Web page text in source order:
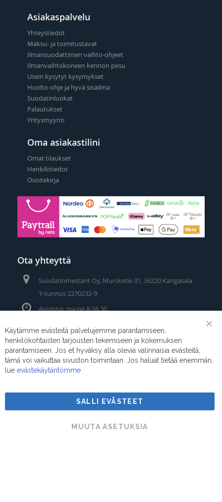
Asiakaspalvelu
Yhteystiedot
Maksu- ja toimitustavat
Ilmansuodattimen vaihto-ohjeet
Ilmanvaihtokoneen kennon pesu
Usein kysytyt kysymykset
Huolto-ohje ja hyvä sisäilma
Suodatinluokat
Palautukset
Yritysmyynti
Oma asiakastilini
Omat tilaukset
Henkilötiedot
Osoitekirja
Ota yhteyttä
Suodatinmestarit Oy, Mursketie 31, 36220 Kangasala
Y-tunnus 2270232-9
Avoinna: ma-pe 8-16.30
Puhelin/Whatsapp:
Sähköposti:myynti@suodatinmestarit.fi
Suodatinmestarit © 2026
Käytämme evästeitä palvelujemme parantamiseen,
henkilökohtaisten tarjousten tekemiseen ja kokemuksen
parantamiseen. Jos et hyväksy alla olevia valinnaisia evästeitä,
tämä voi vaikuttaa sivuston toimintaan. Jos haluat tietää enemmän,
lue evästekäytäntömme
SALLI EVÄSTEET
MUUTA ASETUKSIA